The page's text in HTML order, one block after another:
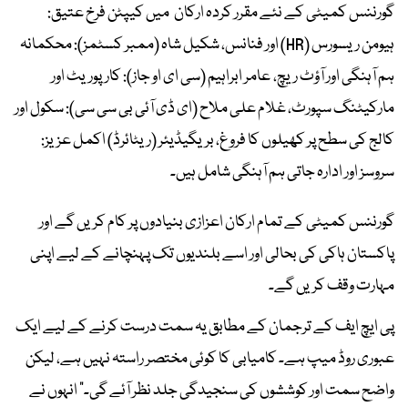
گورننس کمیٹی کے نئے مقرر کردہ ارکان میں کیپٹن فرخ عتیق:
ہیومن ریسورس (HR) اور فنانس، شکیل شاہ (ممبر کسٹمز): محکمانہ
ہم آہنگی اور آؤٹ ریچ، عامر ابراہیم (سی ای او جاز): کارپوریٹ اور
مارکیٹنگ سپورٹ، غلام علی ملاح (ای ڈی آئی بی سی سی): سکول اور
کالج کی سطح پر کھیلوں کا فروغ، بریگیڈیئر (ریٹائرڈ) اکمل عزیز:
سروسز اور ادارہ جاتی ہم آہنگی شامل ہیں۔
گورننس کمیٹی کے تمام ارکان اعزازی بنیادوں پر کام کریں گے اور
پاکستان ہاکی کی بحالی اور اسے بلندیوں تک پہنچانے کے لیے اپنی
مہارت وقف کریں گے۔
پی ایچ ایف کے ترجمان کے مطابق یہ سمت درست کرنے کے لیے ایک
عبوری روڈ میپ ہے۔ کامیابی کا کوئی مختصر راستہ نہیں ہے، لیکن
واضح سمت اور کوششوں کی سنجیدگی جلد نظر آئے گی۔" انہوں نے